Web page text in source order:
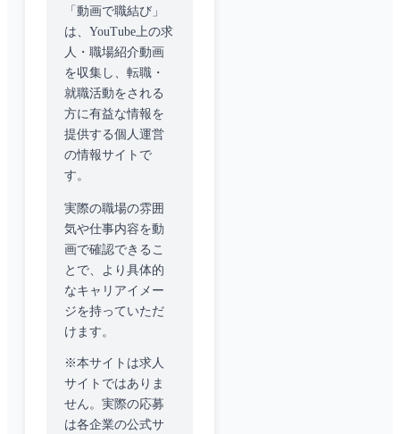
「動画で職結び」
は、YouTube上の求
人・職場紹介動画
を収集し、転職・
就職活動をされる
方に有益な情報を
提供する個人運営
の情報サイトで
す。
実際の職場の雰囲
気や仕事内容を動
画で確認できるこ
とで、より具体的
なキャリアイメー
ジを持っていただ
けます。
※本サイトは求人
サイトではありま
せん。実際の応募
は各企業の公式サ